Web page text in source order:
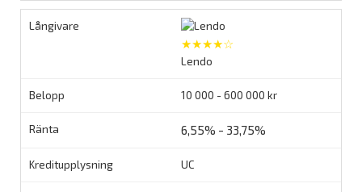
★★★★☆
Lendo
10 000 - 600 000 kr
6,55% - 33,75%
UC